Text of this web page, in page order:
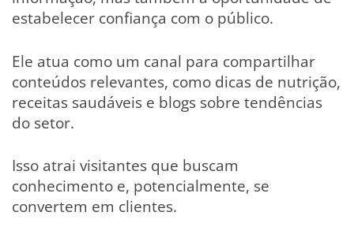
estabelecer confiança com o público.
Ele atua como um canal para compartilhar
conteúdos relevantes, como dicas de nutrição,
receitas saudáveis e blogs sobre tendências
do setor.
Isso atrai visitantes que buscam
conhecimento e, potencialmente, se
convertem em clientes.